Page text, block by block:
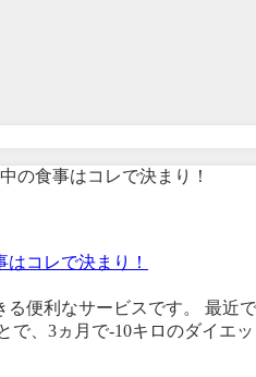
コレで決まり！
便利なサービスです。 最近
、3ヵ月で-10キロのダイエ